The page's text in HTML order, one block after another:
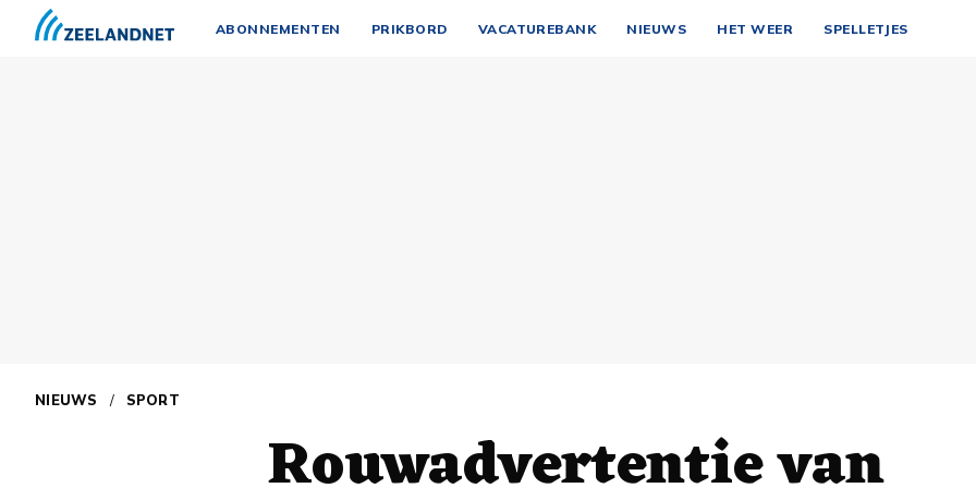
ABONNEMENTEN PRIKBORD VACATUREBANK NIEUWS HET WEER SPELLETJES
NIEUWS / SPORT